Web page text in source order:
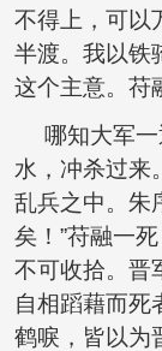
不得上，可以
半渡。我以铁
这个主意。苻
哪知大军一
水，冲杀过来
乱兵之中。朱
矣！”苻融一
不可收拾。晋
自相蹈藉而死
鹤唳，皆以为